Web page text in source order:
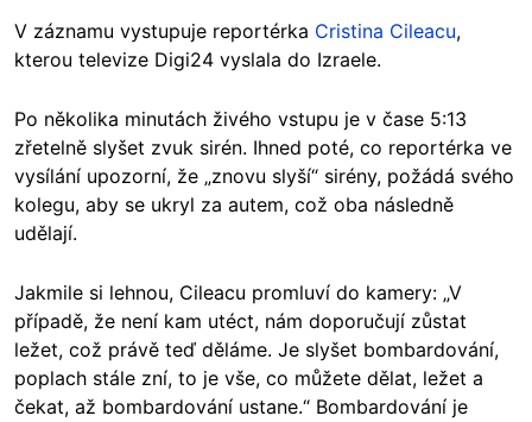
V záznamu vystupuje reportérka Cristina Cileacu,
kterou televize Digi24 vyslala do Izraele.
Po několika minutách živého vstupu je v čase 5:13
zřetelně slyšet zvuk sirén. Ihned poté, co reportérka ve
vysílání upozorní, že „znovu slyší“ sirény, požádá svého
kolegu, aby se ukryl za autem, což oba následně
udělají.
Jakmile si lehnou, Cileacu promluví do kamery: „V
případě, že není kam utéct, nám doporučují zůstat
ležet, což právě teď děláme. Je slyšet bombardování,
poplach stále zní, to je vše, co můžete dělat, ležet a
čekat, až bombardování ustane.“ Bombardování je